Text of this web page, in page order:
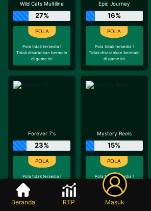
Wild Cats Multiline
27%
Pola tidak tersedia !
Tidak disarankan bermain
di game ini
Epic Journey
16%
Pola tidak tersedia !
Tidak disarankan bermain
di game ini
Forever 7's
23%
Pola tidak tersedia !
Tidak disarankan bermain
Mystery Reels
15%
Pola tidak tersedia !
Tidak disarankan bermain
di game ini
Beranda RTP Masuk